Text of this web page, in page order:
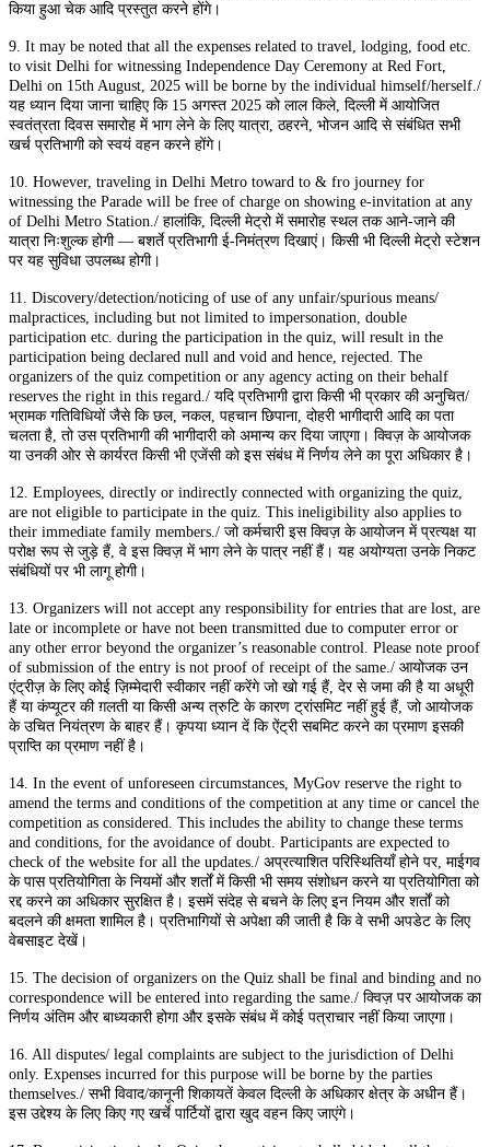
किया हुआ चेक आदि प्रस्तुत करने होंगे।
9. It may be noted that all the expenses related to travel, lodging, food etc.
to visit Delhi for witnessing Independence Day Ceremony at Red Fort,
Delhi on 15th August, 2025 will be borne by the individual himself/herself./
यह ध्यान दिया जाना चाहिए कि 15 अगस्त 2025 को लाल किले, दिल्ली में आयोजित
स्वतंत्रता दिवस समारोह में भाग लेने के लिए यात्रा, ठहरने, भोजन आदि से संबंधित सभी
खर्च प्रतिभागी को स्वयं वहन करने होंगे।
10. However, traveling in Delhi Metro toward to & fro journey for
witnessing the Parade will be free of charge on showing e-invitation at any
of Delhi Metro Station./ हालांकि, दिल्ली मेट्रो में समारोह स्थल तक आने-जाने की
यात्रा निःशुल्क होगी — बशर्ते प्रतिभागी ई-निमंत्रण दिखाएं। किसी भी दिल्ली मेट्रो स्टेशन
पर यह सुविधा उपलब्ध होगी।
11. Discovery/detection/noticing of use of any unfair/spurious means/
malpractices, including but not limited to impersonation, double
participation etc. during the participation in the quiz, will result in the
participation being declared null and void and hence, rejected. The
organizers of the quiz competition or any agency acting on their behalf
reserves the right in this regard./ यदि प्रतिभागी द्वारा किसी भी प्रकार की अनुचित/
भ्रामक गतिविधियों जैसे कि छल, नकल, पहचान छिपाना, दोहरी भागीदारी आदि का पता
चलता है, तो उस प्रतिभागी की भागीदारी को अमान्य कर दिया जाएगा। क्विज़ के आयोजक
या उनकी ओर से कार्यरत किसी भी एजेंसी को इस संबंध में निर्णय लेने का पूरा अधिकार है।
12. Employees, directly or indirectly connected with organizing the quiz,
are not eligible to participate in the quiz. This ineligibility also applies to
their immediate family members./ जो कर्मचारी इस क्विज़ के आयोजन में प्रत्यक्ष या
परोक्ष रूप से जुड़े हैं, वे इस क्विज़ में भाग लेने के पात्र नहीं हैं। यह अयोग्यता उनके निकट
संबंधियों पर भी लागू होगी।
13. Organizers will not accept any responsibility for entries that are lost, are
late or incomplete or have not been transmitted due to computer error or
any other error beyond the organizer’s reasonable control. Please note proof
of submission of the entry is not proof of receipt of the same./ आयोजक उन
एंट्रीज़ के लिए कोई ज़िम्मेदारी स्वीकार नहीं करेंगे जो खो गई हैं, देर से जमा की है या अधूरी
हैं या कंप्यूटर की ग़लती या किसी अन्य त्रुटि के कारण ट्रांसमिट नहीं हुई हैं, जो आयोजक
के उचित नियंत्रण के बाहर हैं। कृपया ध्यान दें कि ऐंट्री सबमिट करने का प्रमाण इसकी
प्राप्ति का प्रमाण नहीं है।
14. In the event of unforeseen circumstances, MyGov reserve the right to
amend the terms and conditions of the competition at any time or cancel the
competition as considered. This includes the ability to change these terms
and conditions, for the avoidance of doubt. Participants are expected to
check of the website for all the updates./ अप्रत्याशित परिस्थितियाँ होने पर, माईगव
के पास प्रतियोगिता के नियमों और शर्तों में किसी भी समय संशोधन करने या प्रतियोगिता को
रद्द करने का अधिकार सुरक्षित है। इसमें संदेह से बचने के लिए इन नियम और शर्तों को
बदलने की क्षमता शामिल है। प्रतिभागियों से अपेक्षा की जाती है कि वे सभी अपडेट के लिए
वेबसाइट देखें।
15. The decision of organizers on the Quiz shall be final and binding and no
correspondence will be entered into regarding the same./ क्विज़ पर आयोजक का
निर्णय अंतिम और बाध्यकारी होगा और इसके संबंध में कोई पत्राचार नहीं किया जाएगा।
16. All disputes/ legal complaints are subject to the jurisdiction of Delhi
only. Expenses incurred for this purpose will be borne by the parties
themselves./ सभी विवाद/कानूनी शिकायतें केवल दिल्ली के अधिकार क्षेत्र के अधीन हैं।
इस उद्देश्य के लिए किए गए खर्चे पार्टियों द्वारा खुद वहन किए जाएंगे।